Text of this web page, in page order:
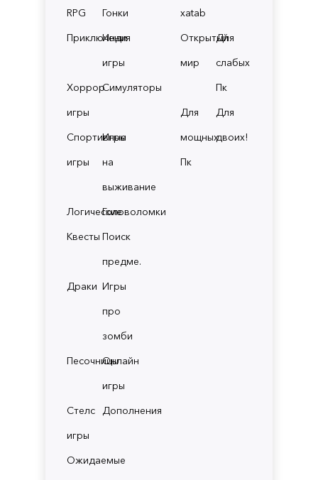
RPG
Гонки
Приключения
Инди
игры
Хоррор
игры
Симуляторы
Спортивные
игры
Игры
на
выживание
ЛогическиеГоловоломки
Квесты Поиск
предме.
Драки Игры
про
зомби
ПесочницыОнлайн
игры
Стелс
игры
Дополнения
Ожидаемые
xatab
Открытый
мир
Для
слабых
Пк
Для
мощных
Пк
Для
двоих!